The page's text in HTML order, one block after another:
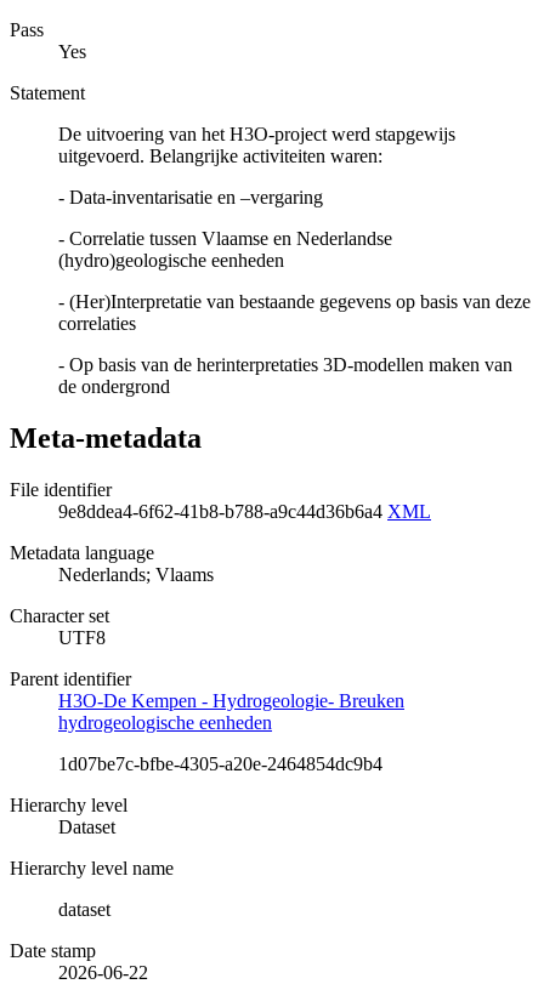
Pass
Yes
Statement
De uitvoering van het H3O-project werd stapgewijs
uitgevoerd. Belangrijke activiteiten waren:
- Data-inventarisatie en –vergaring
- Correlatie tussen Vlaamse en Nederlandse
(hydro)geologische eenheden
- (Her)Interpretatie van bestaande gegevens op basis van deze
correlaties
- Op basis van de herinterpretaties 3D-modellen maken van
de ondergrond
Meta-metadata
File identifier
9e8ddea4-6f62-41b8-b788-a9c44d36b6a4 XML
Metadata language
Nederlands; Vlaams
Character set
UTF8
Parent identifier
H3O-De Kempen - Hydrogeologie- Breuken
hydrogeologische eenheden
1d07be7c-bfbe-4305-a20e-2464854dc9b4
Hierarchy level
Dataset
Hierarchy level name
dataset
Date stamp
2026-06-22